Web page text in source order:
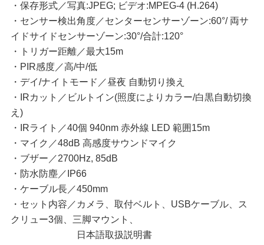
・保存形式／写真:JPEG; ビデオ:MPEG-4 (H.264)
・センサー検出角度／センターセンサーゾーン:60°/ 両サ
イドサイドセンサーゾーン:30°/合計:120°
・トリガー距離／最大15m
・PIR感度／高/中/低
・デイ/ナイトモード／昼夜 自動切り換え
・IRカット／ビルトイン(照度によりカラー/白黒自動切換
え)
・IRライト／40個 940nm 赤外線 LED 範囲15m
・マイク／48dB 高感度サウンドマイク
・ブザー／2700Hz, 85dB
・防水防塵／IP66
・ケーブル長／450mm
・セット内容／カメラ、取付ベルト、USBケーブル、ス
クリュー3個、三脚マウント、
日本語取扱説明書